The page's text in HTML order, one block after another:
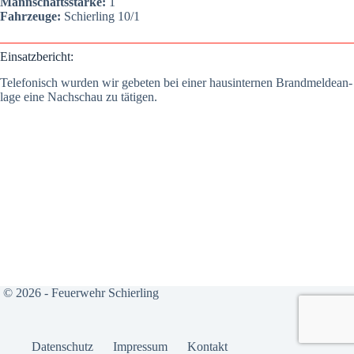
Fahr­zeu­ge: Schier­ling 10/1
Ein­satz­be­richt:
Tele­fo­nisch wur­den wir gebe­ten bei einer haus­in­ter­nen Brand­mel­de­an­
la­ge eine Nach­schau zu täti­gen.
© 2026 - Feuerwehr Schierling
Daten­schutz Impres­sum Kon­takt